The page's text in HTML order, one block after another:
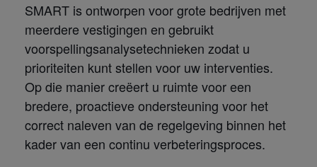
SMART is ontworpen voor grote bedrijven met
meerdere vestigingen en gebruikt
voorspellingsanalysetechnieken zodat u
prioriteiten kunt stellen voor uw interventies.
Op die manier creëert u ruimte voor een
bredere, proactieve ondersteuning voor het
correct naleven van de regelgeving binnen het
kader van een continu verbeteringsproces.